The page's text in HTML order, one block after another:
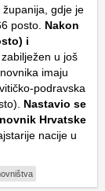
gdje je
posto. Nakon
i
u još
imaju
podravska
Nastavio se
Hrvatske
nacije u